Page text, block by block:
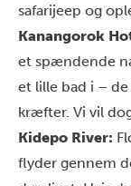
safarijeep og
Kanangorok
et spændende
et lille bad i –
kræfter. Vi vil
Kidepo River:
flyder gennem